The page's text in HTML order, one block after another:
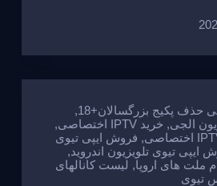
e
b
o
o
k
a
g
e
e
,
الجی, خرید IPTV اختصاصی
,
, فروش ایپی تیوی
ایپی تیوی تلویزیون اندروید ,
ملت های اروپا, لیست کانالهای
تیوی